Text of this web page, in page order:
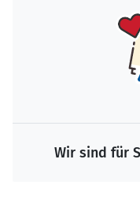
Wir sind für